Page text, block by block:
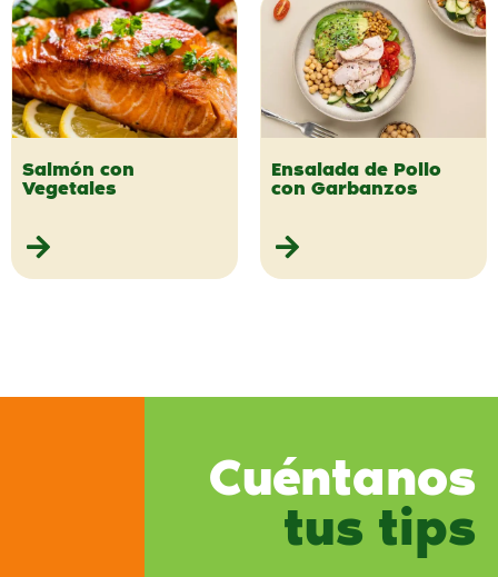
Salmón con
Vegetales
Ensalada de Pollo
con Garbanzos
Cuéntanos
tus tips